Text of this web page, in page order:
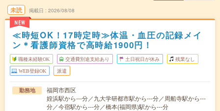
未読
NEW
掲載日 2026/08/08
≪時短OK！17時定時≫体温・血圧の記録メイ
ン＊看護師資格で高時給1900円！
職種未経験OK 交通費別途支給あり 土日祝日が休み 残業なし
WEB登録OK 派遣
勤務地
福岡市西区
姪浜駅から---分／九大学研都市駅から---分／周船寺駅から---
分／今宿駅から---分／橋本(福岡県)駅から---分